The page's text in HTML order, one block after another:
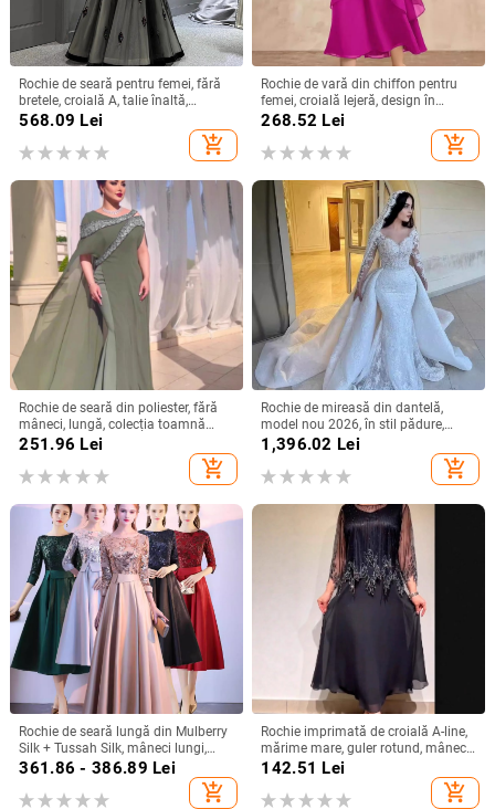
Rochie de seară pentru femei, fără
bretele, croială A, talie înaltă,
mâneci 3/4, fustă lungă
568.09 Lei
add_shopping_cart
Rochie de vară din chiffon pentru
femei, croială lejeră, design în
straturi, guler rotund, mâneci clopot,
268.52 Lei
add_shopping_cart
Rochie de seară din poliester, fără
mâneci, lungă, colecția toamnă
2024
251.96 Lei
add_shopping_cart
Rochie de mireasă din dantelă,
model nou 2026, în stil pădure,
mâneci lungi, siluetă sirenă
1,396.02 Lei
add_shopping_cart
Rochie de seară lungă din Mulberry
Silk + Tussah Silk, mâneci lungi,
croială lungă, potrivită pentru
banchet și gală, primăvara 2025
361.86 - 386.89 Lei
add_shopping_cart
Rochie imprimată de croială A-line,
mărime mare, guler rotund, mâneci
clopot, toamnă 2025, stil european-
142.51 Lei
add_shopping_cart